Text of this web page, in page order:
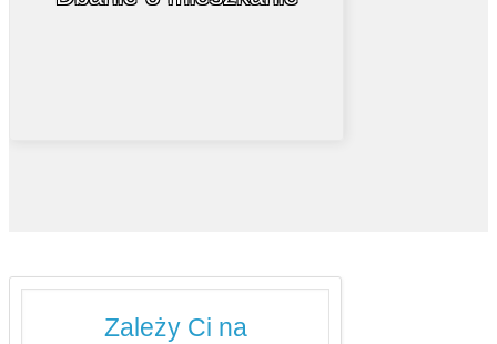
Zależy Ci na